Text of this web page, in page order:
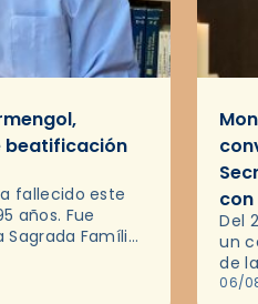
beatificación
fallecido este
años. Fue
Família
Del
un
de
en
06/